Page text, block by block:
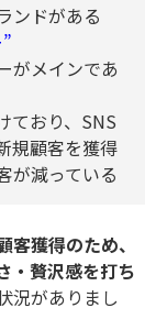
ンドがある
がメインであ
ており、SNS
規顧客を獲得
が減っている
客獲得のため、
・贅沢感を打ち
況がありまし